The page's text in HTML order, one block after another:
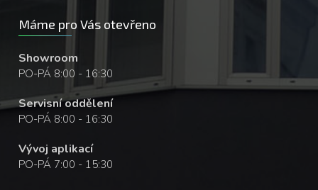
Máme pro Vás otevřeno
Showroom
PO-PÁ 8:00 - 16:30
Servisní oddělení
PO-PÁ 8:00 - 16:30
Vývoj aplikací
PO-PÁ 7:00 - 15:30